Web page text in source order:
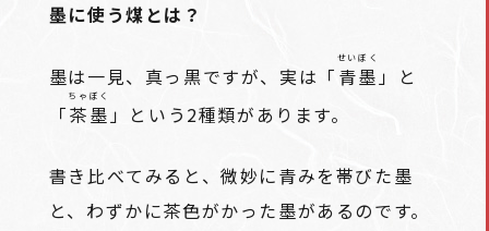
墨に使う煤とは？
墨は一見、真っ黒ですが、実は「 青墨
せいぼく
」と
「茶墨
ちゃぼく
」という2種類があります。
書き比べてみると、微妙に青みを帯びた墨
と、わずかに茶色がかった墨があるのです。